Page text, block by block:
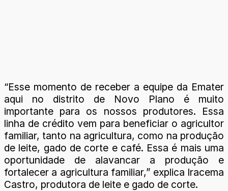
“Esse momento de receber a equipe da Emater
aqui no distrito de Novo Plano é muito
importante para os nossos produtores. Essa
linha de crédito vem para beneficiar o agricultor
familiar, tanto na agricultura, como na produção
de leite, gado de corte e café. Essa é mais uma
oportunidade de alavancar a produção e
fortalecer a agricultura familiar,” explica Iracema
Castro, produtora de leite e gado de corte.